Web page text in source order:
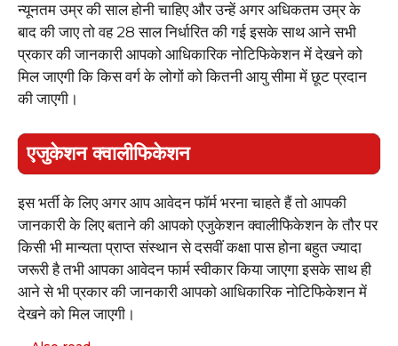
न्यूनतम उम्र की साल होनी चाहिए और उन्हें अगर अधिकतम उम्र के
बाद की जाए तो वह 28 साल निर्धारित की गई इसके साथ आने सभी
प्रकार की जानकारी आपको आधिकारिक नोटिफिकेशन में देखने को
मिल जाएगी कि किस वर्ग के लोगों को कितनी आयु सीमा में छूट प्रदान
की जाएगी।
एजुकेशन क्वालीफिकेशन
इस भर्ती के लिए अगर आप आवेदन फॉर्म भरना चाहते हैं तो आपकी
जानकारी के लिए बताने की आपको एजुकेशन क्वालीफिकेशन के तौर पर
किसी भी मान्यता प्राप्त संस्थान से दसवीं कक्षा पास होना बहुत ज्यादा
जरूरी है तभी आपका आवेदन फार्म स्वीकार किया जाएगा इसके साथ ही
आने से भी प्रकार की जानकारी आपको आधिकारिक नोटिफिकेशन में
देखने को मिल जाएगी।